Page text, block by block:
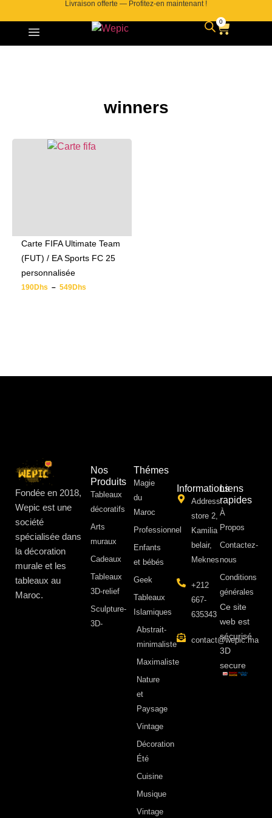
Livraison offerte — Profitez-en maintenant !
0
winners
Carte FIFA Ultimate Team
(FUT) / EA Sports FC 25
personnalisée
190Dhs – 549Dhs
Fondée en 2018,
Wepic est une
société
spécialisée dans
la décoration
murale et les
tableaux au
Maroc.
Nos
Produits
Tableaux
décoratifs
Arts
muraux
Cadeaux
Tableaux
3D-relief
Sculpture-
3D-
Thémes
Magie
du
Maroc
Professionnel
Enfants
et bébés
Geek
Tableaux
Islamiques
Abstrait-
minimaliste
Maximaliste
Nature
et
Paysage
Vintage
Décoration
Été
Cuisine
Musique
Vintage
Informations
Address:
store 2,
Kamilia
belair,
Meknes
+212
667-
635343
contact@wepic.ma
Liens
rapides
À
Propos ​
Contactez-
nous
Conditions
générales
Ce site
web est
sécurisé
3D
secure